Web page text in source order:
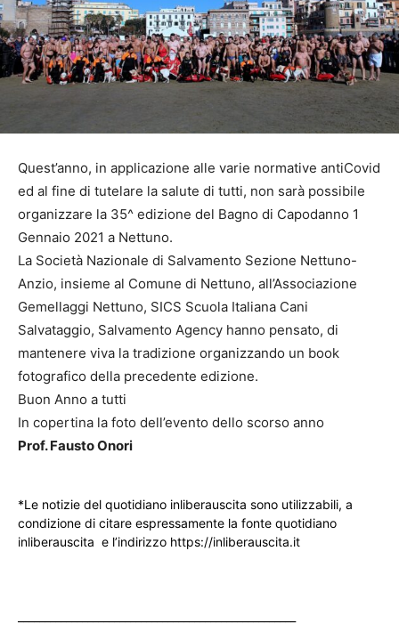
Quest’anno, in applicazione alle varie normative antiCovid
ed al fine di tutelare la salute di tutti, non sarà possibile
organizzare la 35^ edizione del Bagno di Capodanno 1
Gennaio 2021 a Nettuno.
La Società Nazionale di Salvamento Sezione Nettuno-
Anzio, insieme al Comune di Nettuno, all’Associazione
Gemellaggi Nettuno, SICS Scuola Italiana Cani
Salvataggio, Salvamento Agency hanno pensato, di
mantenere viva la tradizione organizzando un book
fotografico della precedente edizione.
Buon Anno a tutti
In copertina la foto dell’evento dello scorso anno
Prof. Fausto Onori
*Le notizie del quotidiano inliberauscita sono utilizzabili, a
condizione di citare espressamente la fonte quotidiano
inliberauscita e l’indirizzo https://inliberauscita.it